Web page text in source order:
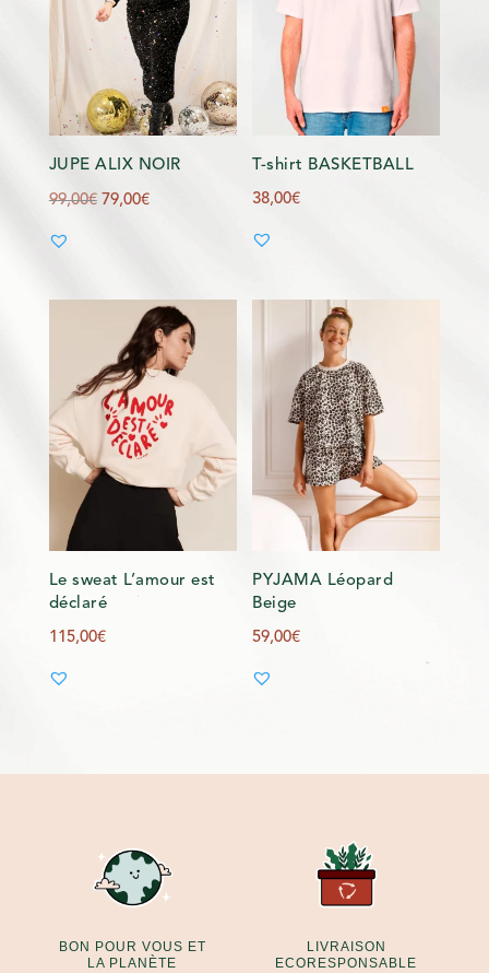
JUPE ALIX NOIR
99,00€ Le
99,00€.
79,00€Le
79,00€.
T-shirt BASKETBALL
38,00€
Le sweat L’amour est
déclaré
115,00€
PYJAMA Léopard
Beige
59,00€
BON POUR VOUS ET
LA PLANÈTE
LIVRAISON
ECORESPONSABLE